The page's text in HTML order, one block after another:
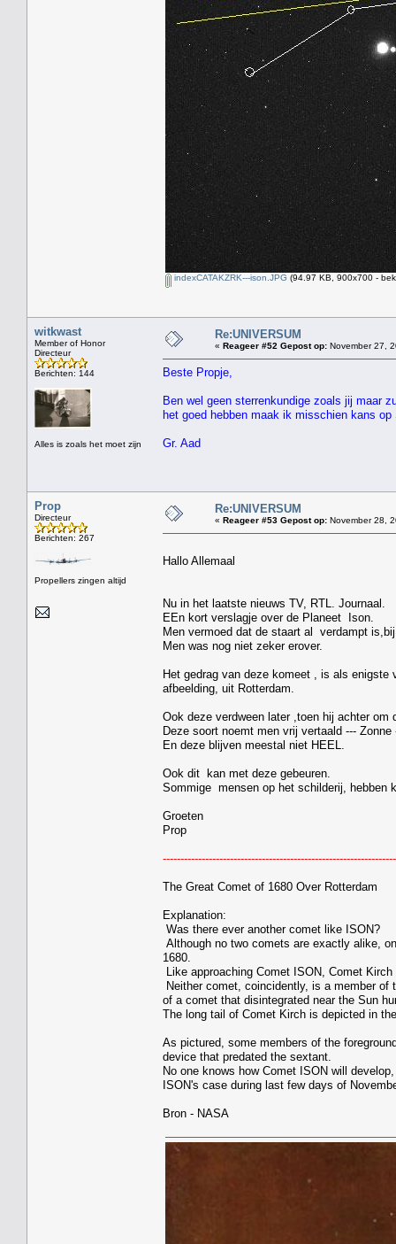
indexCATAKZRK---ison.JPG (94.97 KB, 900x700 -
witkwast
Member of Honor
Directeur
Berichten: 144
Alles is zoals het moet zijn
Re:UNIVERSUM
« Reageer #52 Gepost op: November 27,
Beste Propje,
Ben wel geen sterrenkundige zoals jij maar
het goed hebben maak ik misschien kans
Gr. Aad
Prop
Directeur
Berichten: 267
Propellers zingen altijd
Re:UNIVERSUM
« Reageer #53 Gepost op: November 28,
Hallo Allemaal
Nu in het laatste nieuws TV, RTL. Journaal.
EEn kort verslagje over de Planeet Ison.
Men vermoed dat de staart al verdampt
Men was nog niet zeker erover.
Het gedrag van deze komeet , is als enigste
afbeelding, uit Rotterdam.
Ook deze verdween later ,toen hij achter
Deze soort noemt men vrij vertaald ---
En deze blijven meestal niet HEEL.
Ook dit kan met deze gebeuren.
Sommige mensen op het schilderij, hebben
Groeten
Prop
The Great Comet of 1680 Over Rotterdam
Explanation:
Was there ever another comet like ISON?
Although no two comets are exactly alike,
1680.
Like approaching Comet ISON, Comet
Neither comet, coincidently, is a member of
of a comet that disintegrated near the Sun
The long tail of Comet Kirch is depicted in
As pictured, some members of the
device that predated the sextant.
No one knows how Comet ISON will
ISON's case during last few days of
Bron - NASA